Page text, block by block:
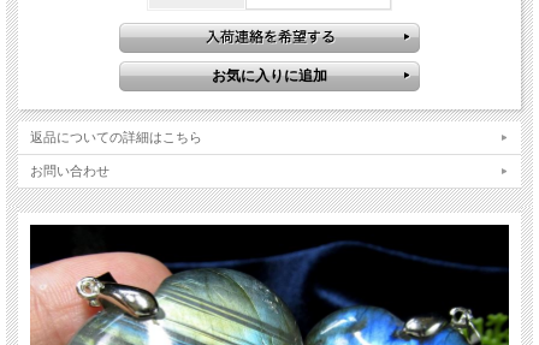
激安ですが1つ1つはっきりとシラーの出るものを選んで入荷しております！
この価格は再入荷不可の大放出
ラブラドライトの魅力は、見る角度によって力強く光る幻想的なシラーの輝きで
このラブラドライトの光(ラブラドレッセンス)を、宇宙に浮かぶオーロラのよう
な美しさと例える人もいます。
限定入荷ですので、お買い逃しなく！！
【ストーンキーワード】
新しい意識を開発する。
ご注意事項
※まとめての撮影なのでサイズは目安です。
返品についての詳細はこちら
お問い合わせ